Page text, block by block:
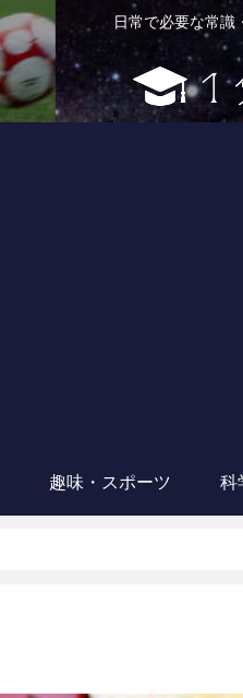
日常で必要な常識
趣味・スポーツ 科